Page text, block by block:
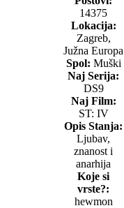
14375
Lokacija:
Zagreb,
Južna Europa
Spol: Muški
Naj Serija:
DS9
Naj Film:
ST: IV
Opis Stanja:
Ljubav,
znanost i
anarhija
Koje si
vrste?:
hewmon